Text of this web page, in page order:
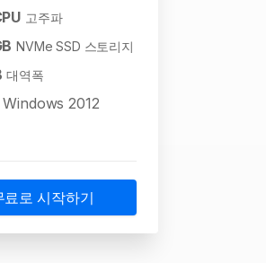
고주파
NVMe SSD 스토리지
대역폭
2012
료로 시작하기